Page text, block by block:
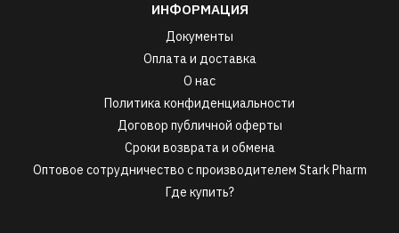
ИНФОРМАЦИЯ
Документы
Оплата и доставка
О нас
Политика конфиденциальности
Договор публичной оферты
Сроки возврата и обмена
Оптовое сотрудничество с производителем Stark Pharm
Где купить?